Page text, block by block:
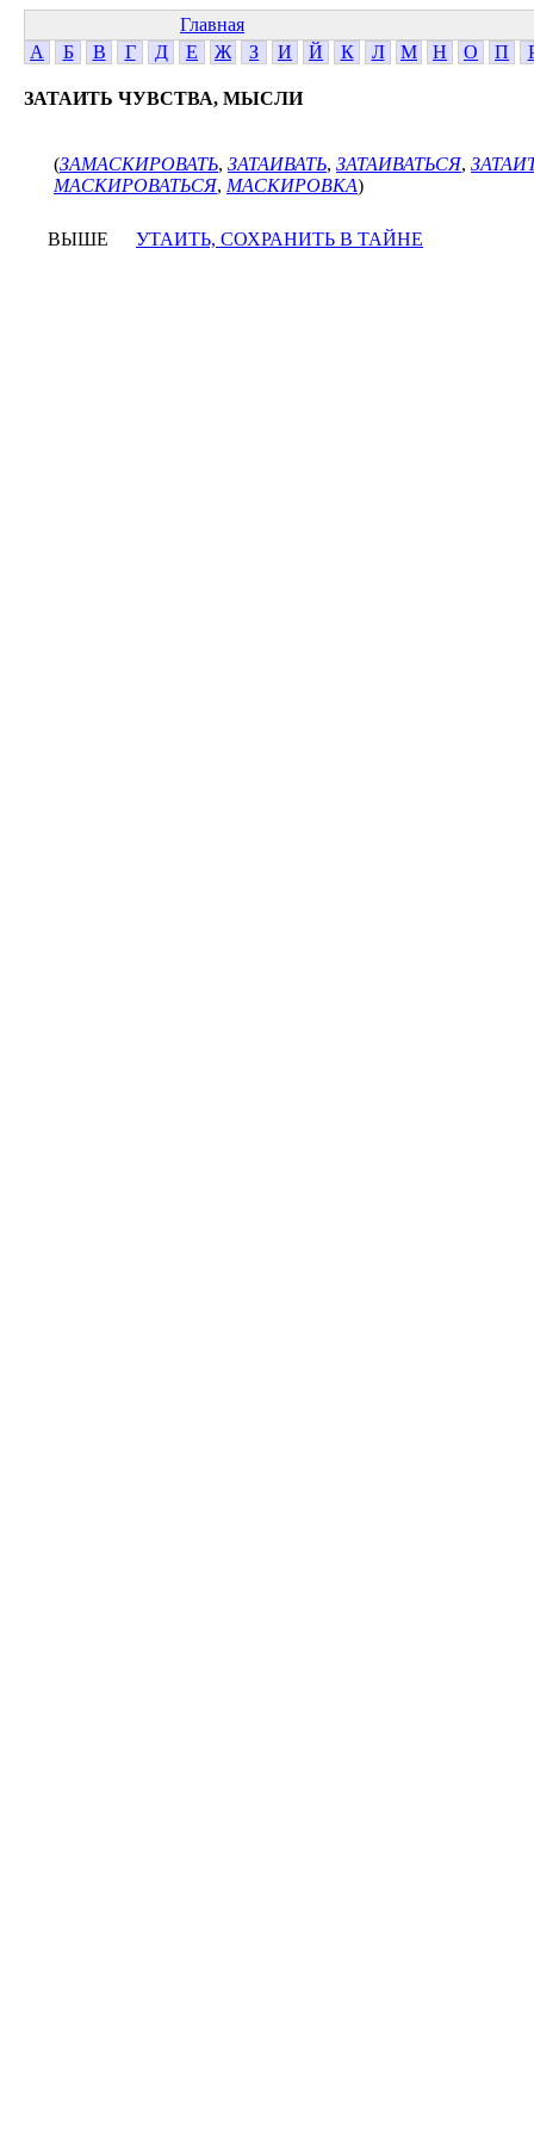
Главная
А
Б В Г Д Е Ж З И Й К Л М Н О П
ЗАТАИТЬ ЧУВСТВА, МЫСЛИ
(ЗАМАСКИРОВАТЬ, ЗАТАИВАТЬ, ЗАТАИВАТЬСЯ,
МАСКИРОВАТЬСЯ, МАСКИРОВКА)
ВЫШЕ УТАИТЬ, СОХРАНИТЬ В ТАЙНЕ